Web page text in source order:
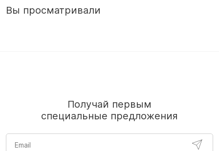
Вы просматривали
Получай первым
специальные предложения